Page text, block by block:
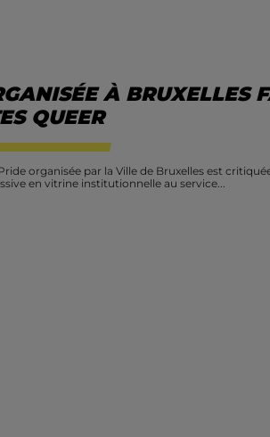
À BRUXELLES
QUEER
organisée par la Ville de Bruxelles est
en vitrine institutionnelle au service...